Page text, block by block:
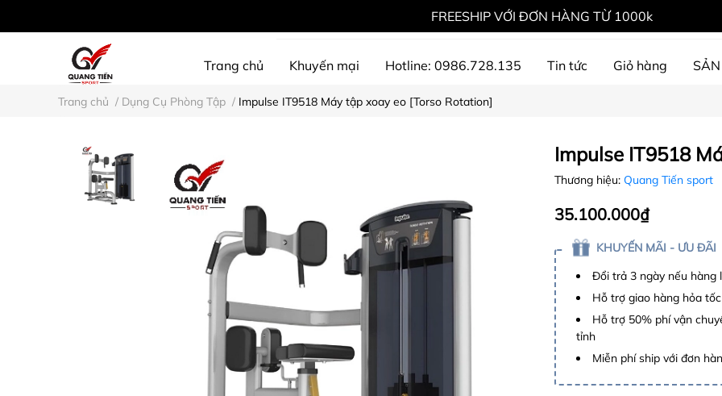
FREESHIP VỚI ĐƠN HÀNG TỪ 1000k
Trang chủ Khuyến mại Hotline: 0986.728.135 Tin tức Giỏ hàng
Trang chủ / Dụng Cụ Phòng Tập / Impulse IT9518 Máy tập xoay eo [Torso Rotation]
Impulse IT9518
Thương hiệu: Quang Tiến sport
35.100.000₫
KHUYẾN MÃI - ƯU ĐÃI
Đổi trả 3 ngày nếu hàng
Hỗ trợ giao hàng hỏa
Hỗ trợ 50% phí vận
tỉnh
Miễn phí ship với đơn